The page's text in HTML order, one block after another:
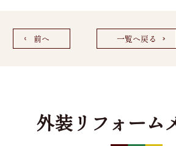
前へ 一覧へ戻る
外装リフォーム